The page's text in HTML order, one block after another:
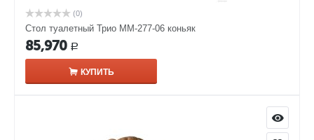
(0)
Стол туалетный Трио ММ-277-06 коньяк
85,970 Р
КУПИТЬ